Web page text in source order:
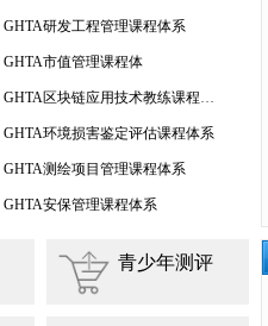
GHTA研发工程管理课程体系
GHTA市值管理课程体
GHTA环境损害鉴定评估课程体系
GHTA测绘项目管理课程体系
GHTA安保管理课程体系
青少年测评